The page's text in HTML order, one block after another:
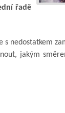
řadě
nedostatkem
jakým